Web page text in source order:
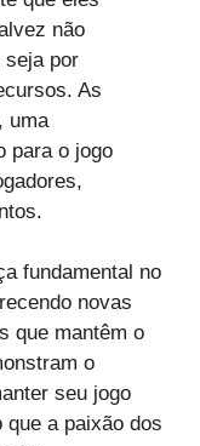
não
seja por
As
uma
para o jogo
fundamental no
novas
que mantêm o
o
seu jogo
a paixão dos